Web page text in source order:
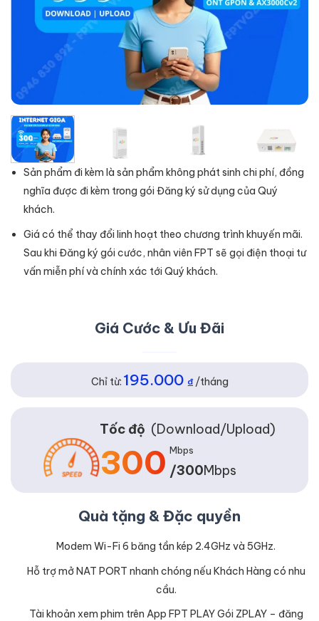
Sản phẩm đi kèm là sản phẩm không phát sinh chi phí, đồng
nghĩa được đi kèm trong gói Đăng ký sử dụng của Quý
khách.
Giá có thể thay đổi linh hoạt theo chương trình khuyến mãi.
Sau khi Đăng ký gói cước, nhân viên FPT sẽ gọi điện thoại tư
vấn miễn phí và chính xác tới Quý khách.
Giá Cước & Ưu Đãi
Chỉ từ: 195.000 ₫/tháng
Tốc độ (Download/Upload)
300 Mbps
/300Mbps
Quà tặng & Đặc quyền
Modem Wi-Fi 6 băng tần kép 2.4GHz và 5GHz.
Hỗ trợ mở NAT PORT nhanh chóng nếu Khách Hàng có nhu
cầu.
Tài khoản xem phim trên App FPT PLAY Gói ZPLAY – đăng